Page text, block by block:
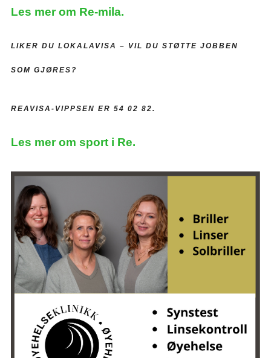
Les mer om Re-mila.
LIKER DU LOKALAVISA – VIL DU STØTTE JOBBEN
SOM GJØRES?
REAVISA-VIPPSEN ER 54 02 82.
Les mer om sport i Re.